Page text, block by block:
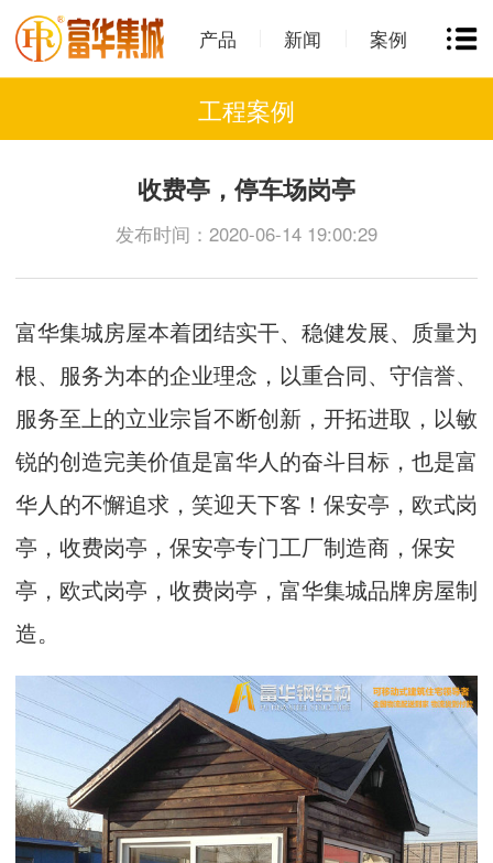
产品 新闻 案例
工程案例
收费亭，停车场岗亭
发布时间：2020-06-14 19:00:29
富华集城房屋本着团结实干、稳健发展、质量为
根、服务为本的企业理念，以重合同、守信誉、
服务至上的立业宗旨不断创新，开拓进取，以敏
锐的创造完美价值是富华人的奋斗目标，也是富
华人的不懈追求，笑迎天下客！保安亭，欧式岗
亭，收费岗亭，保安亭专门工厂制造商，保安
亭，欧式岗亭，收费岗亭，富华集城品牌房屋制
造。